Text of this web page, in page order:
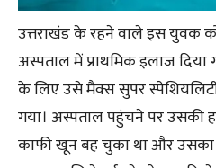
उत्तराखंड के रहने वाले इस युवक
अस्पताल में प्राथमिक इलाज
के लिए उसे मैक्स सुपर
गया। अस्पताल पहुंचने पर उसकी
काफी खून बह चुका था और उसका